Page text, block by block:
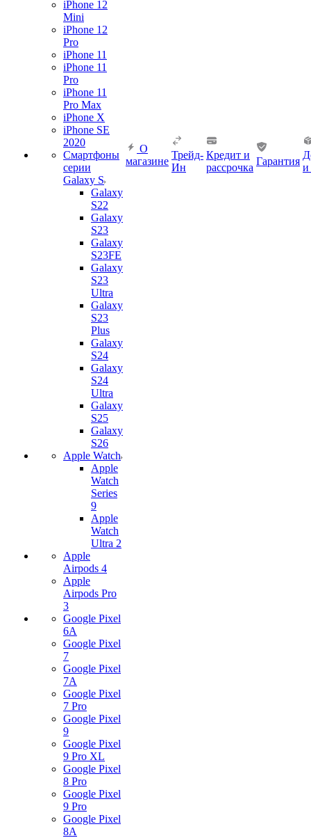
iPhone 12
Mini
iPhone 12
Pro
iPhone 11
iPhone 11
Pro
iPhone 11
Pro Max
iPhone X
iPhone SE
2020
Смартфоны
серии
Galaxy S
Galaxy
S22
Galaxy
S23
Galaxy
S23FE
Galaxy
S23
Ultra
Galaxy
S23
Plus
Galaxy
S24
Galaxy
S24
Ultra
Galaxy
S25
Galaxy
S26
Apple Watch
Apple
Watch
Series
9
Apple
Watch
Ultra 2
Apple
Airpods 4
Apple
Airpods Pro
3
Google Pixel
6A
Google Pixel
7
Google Pixel
7А
Google Pixel
7 Pro
Google Pixel
9
Google Pixel
9 Pro XL
Google Pixel
8 Pro
Google Pixel
9 Pro
Google Pixel
8A
О
магазине
Трейд-
Ин
Кредит и
рассрочка
Гарантия
и